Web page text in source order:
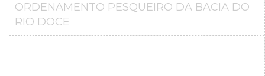
ORDENAMENTO PESQUEIRO DA BACIA DO
RIO DOCE